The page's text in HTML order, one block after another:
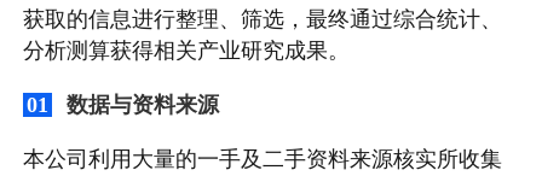
获取的信息进行整理、筛选，最终通过综合统计、
分析测算获得相关产业研究成果。
01 数据与资料来源
本公司利用大量的一手及二手资料来源核实所收集